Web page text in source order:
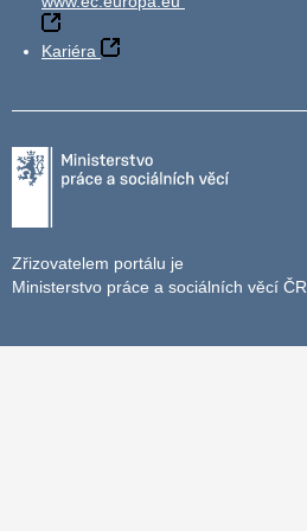
Kariéra
Zřizovatelem portálu je
Ministerstvo práce a sociálních věcí ČR